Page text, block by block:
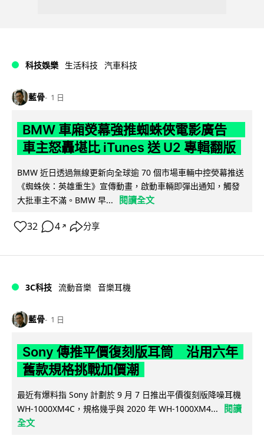
科技娛樂 生活科技 汽車科技
藍骨 1 日
BMW 車廂熒幕強推蜘蛛俠電影廣告
車主怒轟堪比 iTunes 送 U2 專輯翻版
BMW 近日透過無線更新向全球逾 70 個市場車輛中控熒幕推送
《蜘蛛俠：英雄重生》宣傳動畫，啟動車輛即彈出通知，觸發
大批車主不滿。BMW 早...
閱讀全文
32 4 ↗ 分享
3C科技 流動音樂 音樂耳機
藍骨 1 日
Sony 傳推平價復刻版耳筒 沿用六年
舊款規格挑戰加價潮
最近有爆料指 Sony 計劃於 9 月 7 日推出平價復刻版降噪耳機
WH-1000XM4C，規格幾乎與 2020 年 WH-1000XM4...
閱讀
全文